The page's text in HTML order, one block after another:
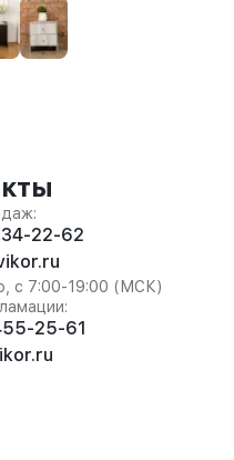
22-62
с 7:00-19:00 (МСК)
25-61